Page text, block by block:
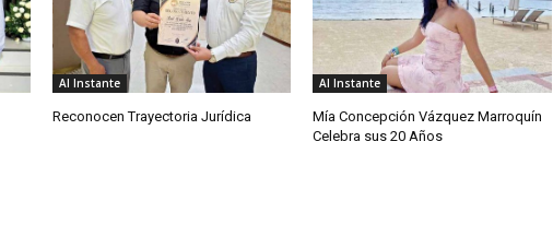
Al Instante
Reconocen Trayectoria Jurídica
Al Instante
Mía Concepción Vázquez Marroquín
Celebra sus 20 Años